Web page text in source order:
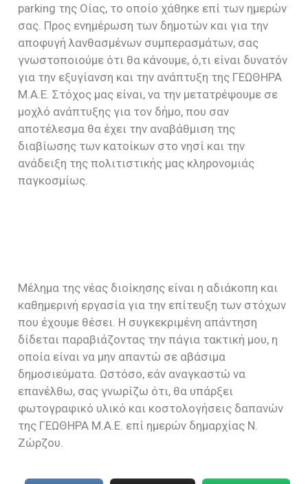
parking της Οίας, το οποίο χάθηκε επί των ημερών
σας. Προς ενημέρωση των δημοτών και για την
αποφυγή λανθασμένων συμπερασμάτων, σας
γνωστοποιούμε ότι θα κάνουμε, ό,τι είναι δυνατόν
για την εξυγίανση και την ανάπτυξη της ΓΕΩΘΗΡΑ
Μ.Α.Ε. Στόχος μας είναι, να την μετατρέψουμε σε
μοχλό ανάπτυξης για τον δήμο, που σαν
αποτέλεσμα θα έχει την αναβάθμιση της
διαβίωσης των κατοίκων στο νησί και την
ανάδειξη της πολιτιστικής μας κληρονομιάς
παγκοσμίως.
Μέλημα της νέας διοίκησης είναι η αδιάκοπη και
καθημερινή εργασία για την επίτευξη των στόχων
που έχουμε θέσει. Η συγκεκριμένη απάντηση
δίδεται παραβιάζοντας την πάγια τακτική μου, η
οποία είναι να μην απαντώ σε αβάσιμα
δημοσιεύματα. Ωστόσο, εάν αναγκαστώ να
επανέλθω, σας γνωρίζω ότι, θα υπάρξει
φωτογραφικό υλικό και κοστολογήσεις δαπανών
της ΓΕΩΘΗΡΑ Μ.Α.Ε. επί ημερών δημαρχίας Ν.
Ζώρζου.